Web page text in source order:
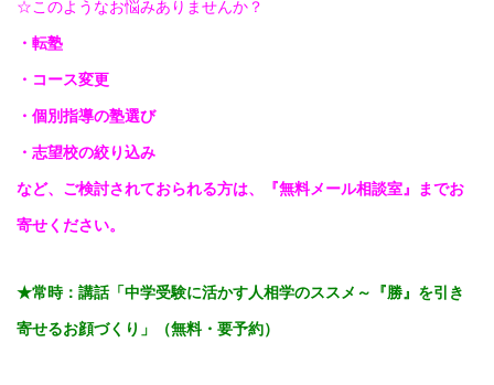
☆このようなお悩みありませんか？
・転塾
・コース変更
・個別指導の塾選び
・志望校の絞り込み
など、ご検討されておられる方は、『無料メール相談室』までお
寄せください。
★常時：講話「中学受験に活かす人相学のススメ～『勝』を引き
寄せるお顔づくり」（無料・要予約）